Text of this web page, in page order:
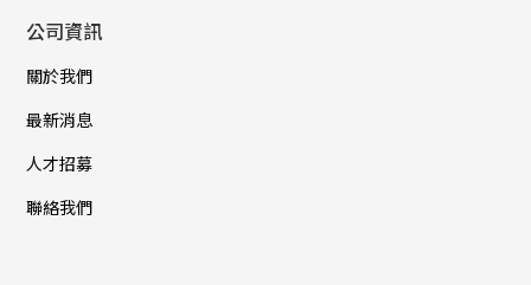
公司資訊
關於我們
最新消息
人才招募
聯絡我們